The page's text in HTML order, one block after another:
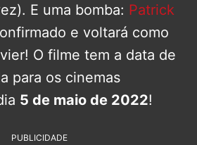
E uma bomba: Patrick
e voltará como
O filme tem a data de
para os cinemas
5 de maio de 2022!
PUBLICIDADE